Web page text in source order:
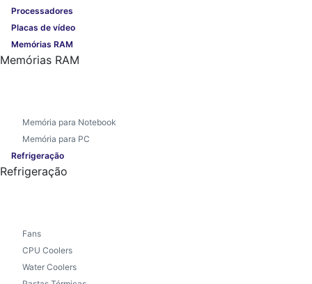
Processadores
Placas de vídeo
Memórias RAM
Memórias RAM
Memória para Notebook
Memória para PC
Refrigeração
Refrigeração
Fans
CPU Coolers
Water Coolers